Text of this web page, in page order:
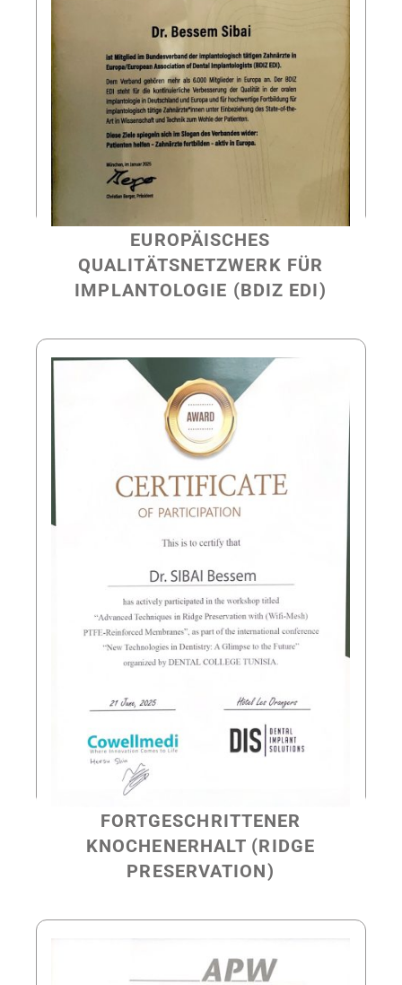
EUROPÄISCHES
QUALITÄTSNETZWERK FÜR
IMPLANTOLOGIE (BDIZ EDI)
FORTGESCHRITTENER
KNOCHENERHALT (RIDGE
PRESERVATION)